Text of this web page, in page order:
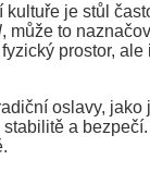
je stůl
, může to
prostor,
oslavy,
a